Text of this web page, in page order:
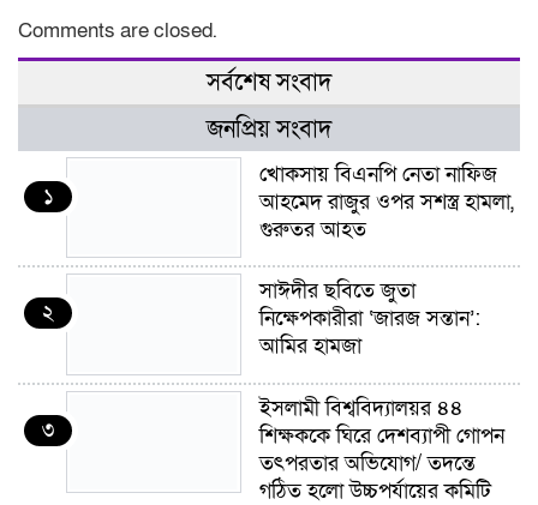
Comments are closed.
সর্বশেষ সংবাদ
জনপ্রিয় সংবাদ
১
খোকসায় বিএনপি নেতা নাফিজ
আহমেদ রাজুর ওপর সশস্ত্র হামলা,
গুরুতর আহত
২
সাঈদীর ছবিতে জুতা
নিক্ষেপকারীরা ‘জারজ সন্তান’:
আমির হামজা
৩
ইসলামী বিশ্ববিদ্যালয়র ৪৪
শিক্ষককে ঘিরে দেশব্যাপী গোপন
তৎপরতার অভিযোগ/ তদন্তে
গঠিত হলো উচ্চপর্যায়ের কমিটি